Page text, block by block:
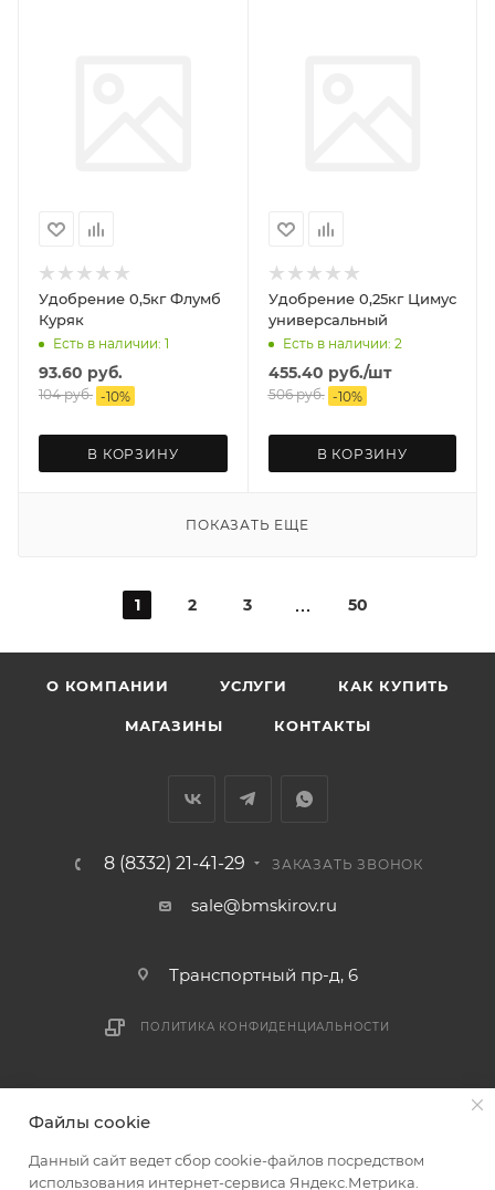
Удобрение 0,5кг Флумб
Куряк
Есть в наличии: 1
93.60 руб.
104руб. -10%
В КОРЗИНУ
Удобрение 0,25кг Цимус
универсальный
Есть в наличии: 2
455.40 руб./шт
506руб. -10%
В КОРЗИНУ
ПОКАЗАТЬ ЕЩЕ
1 2 3 50
О КОМПАНИИ УСЛУГИ КАК КУПИТЬ
МАГАЗИНЫ КОНТАКТЫ
8 (8332) 21-41-29 ЗАКАЗАТЬ ЗВОНОК
sale@bmskirov.ru
Транспортный пр-д, 6
ПОЛИТИКА КОНФИДЕНЦИАЛЬНОСТИ
Файлы cookie
Данный сайт ведет сбор cookie-файлов посредством
использования интернет-сервиса Яндекс.Метрика.